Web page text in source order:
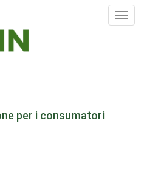
per i consumatori